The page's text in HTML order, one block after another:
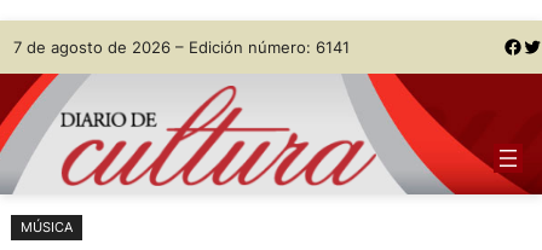
Saltar
al
contenido
Skip
to
content
7 de agosto de 2026 – Edición número: 6141 Facebook Twitter
MÚSICA